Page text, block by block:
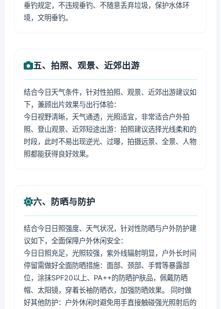
垂钓规定，不违规垂钓、不随意丢弃垃圾，保护水体环
境，文明垂钓。
五、拍照、观景、近郊出游
结合今日天气条件，针对性拍照、观景、近郊出游建议如
下，兼顾出片效果与出行体验：
今日视野清晰，天气通透，光照适宜，非常适合户外拍
照、登山观景、近郊短途出游：拍照建议选择光线柔和的
时段，此时不易出现逆光、过曝，拍摄远景、全景、人物
照都能获得良好效果。
六、防晒与防护
结合今日日照强度、天气状况，针对性防晒与户外防护建
议如下，全面保障户外休闲安全：
今日日照充足，光照较强，紫外线辐射明显，户外长时间
停留需做好全面防晒措施：面部、颈部、手臂等暴露部
位，涂抹SPF20以上、PA++的防晒护肤品，佩戴防晒
帽、太阳镜，穿着长袖防晒衣，加强防晒效果。 同时做
好其他防护：户外休闲时避免用手直接触碰强光照射后的